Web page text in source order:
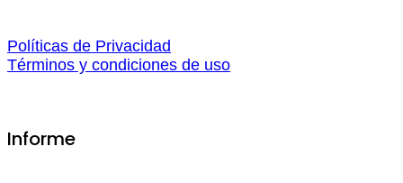
Políticas de Privacidad
Términos y condiciones de uso
Informe